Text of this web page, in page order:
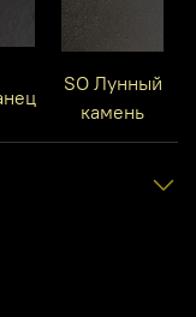
SO Лунный
камень